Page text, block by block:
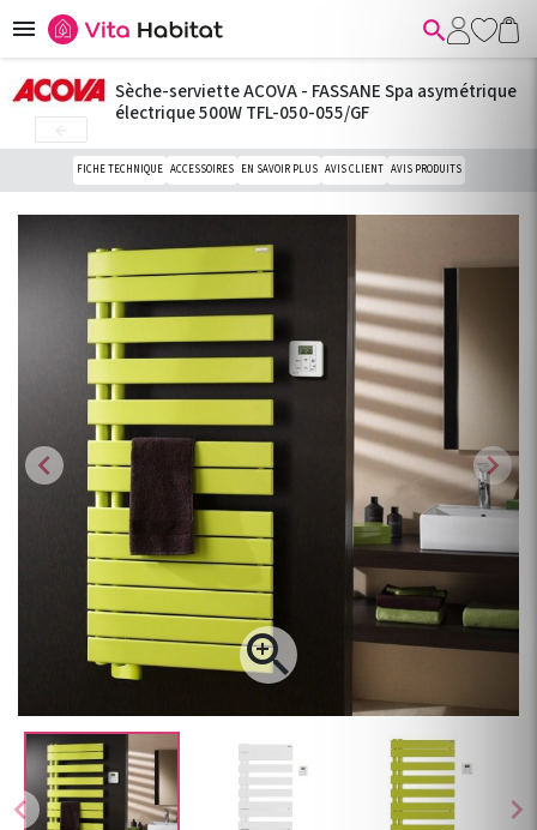
 
chevron_left chevron_right
chevron_left

chevron_right
Sèche-serviette ACOVA - FASSANE Spa asymétrique
électrique 500W TFL-050-055/GF
FICHE TECHNIQUE ACCESSOIRES EN SAVOIR PLUS AVIS CLIENT AVIS PRODUITS